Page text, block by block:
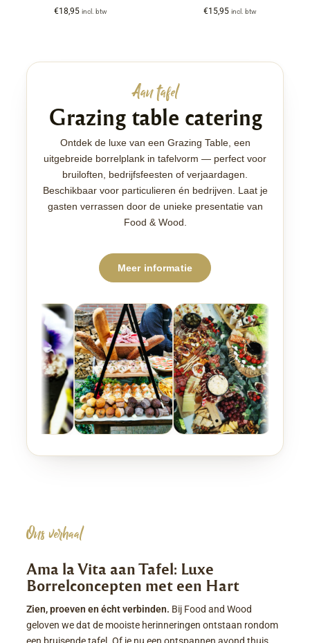
€18,95 incl. btw €15,95 incl. btw
Aan tafel
Grazing table catering
Ontdek de luxe van een Grazing Table, een
uitgebreide borrelplank in tafelvorm — perfect voor
bruiloften, bedrijfsfeesten of verjaardagen.
Beschikbaar voor particulieren én bedrijven. Laat je
gasten verrassen door de unieke presentatie van
Food & Wood.
Meer informatie
Ons verhaal
Ama la Vita aan Tafel: Luxe
Borrelconcepten met een Hart
Zien, proeven en écht verbinden. Bij Food and Wood
geloven we dat de mooiste herinneringen ontstaan rondom
een bruisende tafel. Of je nu een ontspannen avond thuis